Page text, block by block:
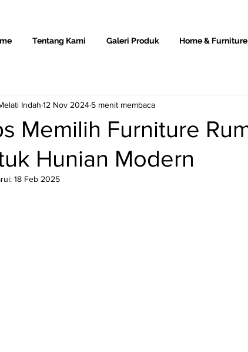
Tentang Kami Galeri Produk Home &
Memilih Furniture
Hunian Modern
Indah 12 Nov 2024 5 menit membaca
18 Feb 2025